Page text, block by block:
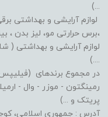
...)
لوازم آرایشی و بهداشتی
،برس حرارتی مو، لیز بدن ،
لوازم آرایشی و بهداشتی (
....)
در مجموع برندهای (فیلیپس
رمینگتون - موزر - وال -
پریتک و ...)